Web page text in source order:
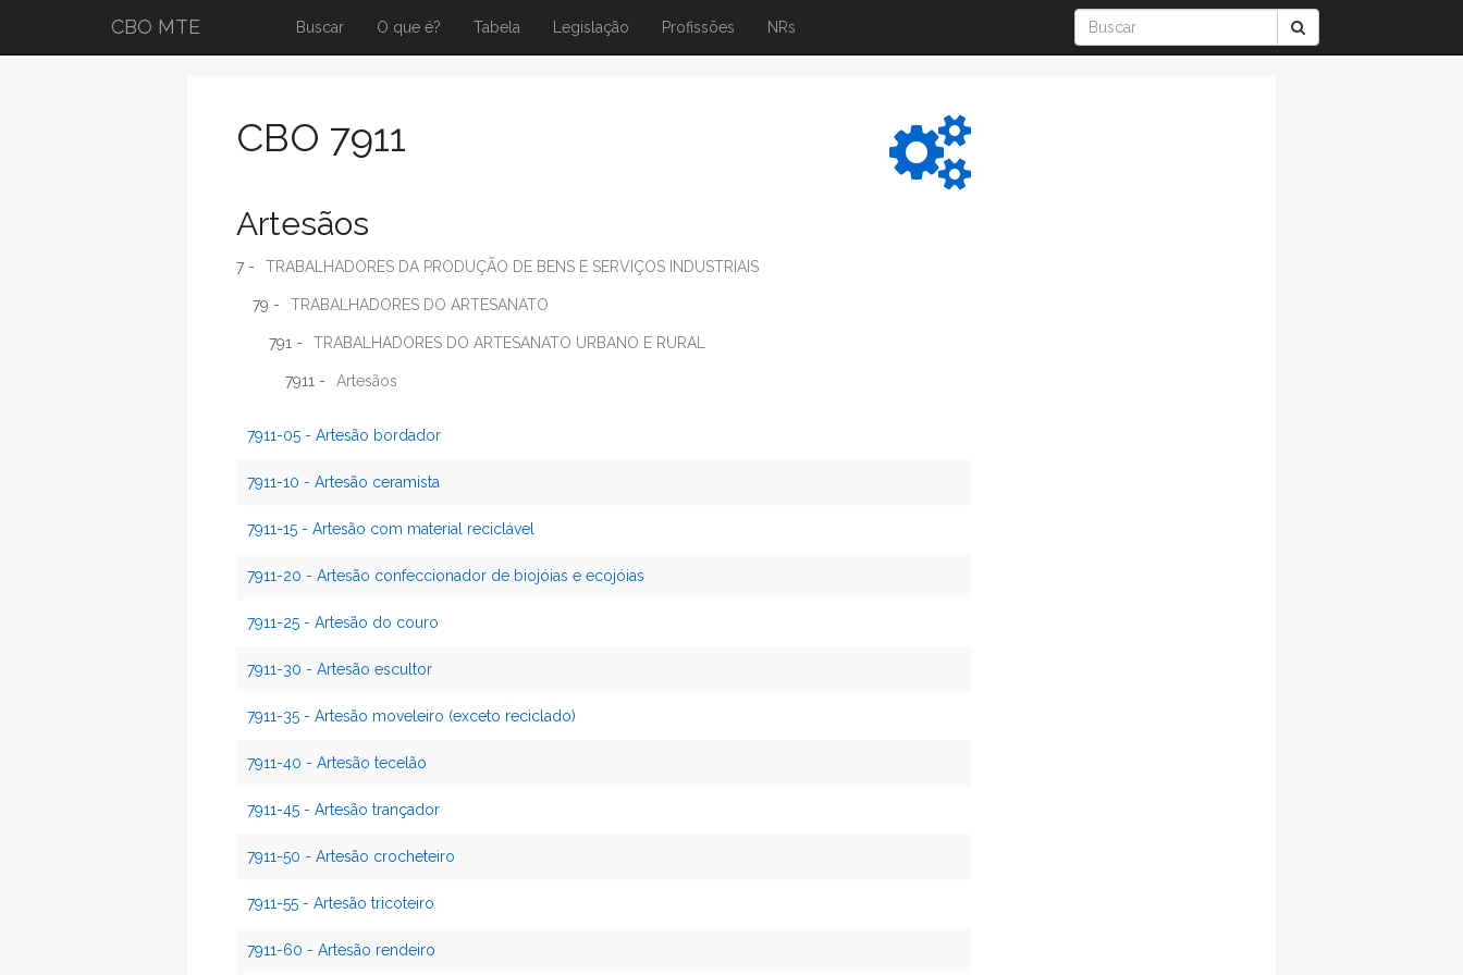
CBO MTE Buscar O que é? Tabela Legislação Profissões NRs
CBO 7911
Artesãos
7 - TRABALHADORES DA PRODUÇÃO DE BENS E SERVIÇOS INDUSTRIAIS
79 - TRABALHADORES DO ARTESANATO
791 - TRABALHADORES DO ARTESANATO URBANO E RURAL
7911 - Artesãos
7911-05 - Artesão bordador
7911-10 - Artesão ceramista
7911-15 - Artesão com material reciclável
7911-20 - Artesão confeccionador de biojóias e ecojóias
7911-25 - Artesão do couro
7911-30 - Artesão escultor
7911-35 - Artesão moveleiro (exceto reciclado)
7911-40 - Artesão tecelão
7911-45 - Artesão trançador
7911-50 - Artesão crocheteiro
7911-55 - Artesão tricoteiro
7911-60 - Artesão rendeiro